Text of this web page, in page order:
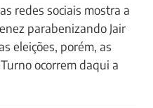
redes sociais mostra a
parabenizando Jair
eleições, porém, as
ocorrem daqui a